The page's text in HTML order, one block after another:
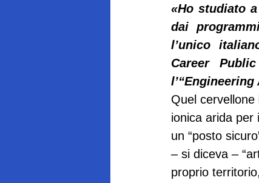
«Ho studiato
dai
l’unico
Career
Quel cervellone
ionica arida per
un “posto
– si diceva –
proprio